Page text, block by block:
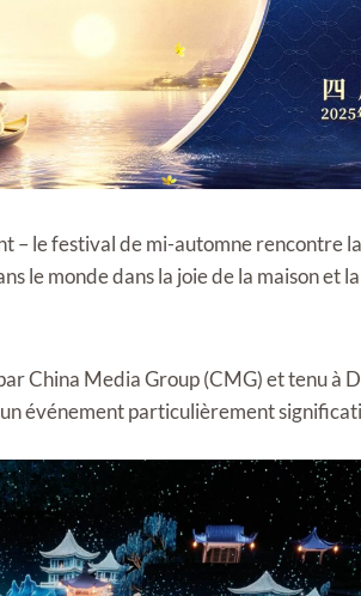
– le festival de mi-automne rencontre
le monde dans la joie de la maison et
China Media Group (CMG) et tenu à
événement particulièrement